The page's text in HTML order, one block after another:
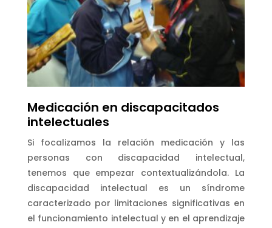
Medicación en discapacitados
intelectuales
Si focalizamos la relación medicación y las
personas con discapacidad intelectual,
tenemos que empezar contextualizándola. La
discapacidad intelectual es un síndrome
caracterizado por limitaciones significativas en
el funcionamiento intelectual y en el aprendizaje